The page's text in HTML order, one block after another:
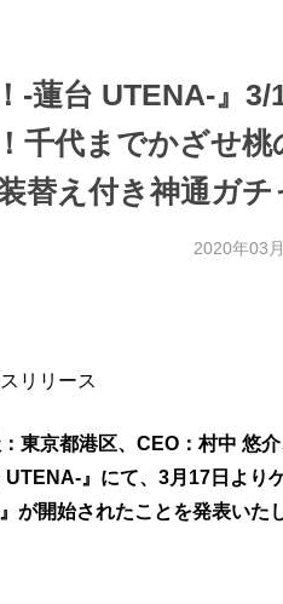
-蓮台 UTENA-』
千代までかざせ桃
替え付き神通ガチ
2020年03
リリース
東京都港区、CEO：村中 悠
』にて、3月17日より
が開始されたことを発表いた